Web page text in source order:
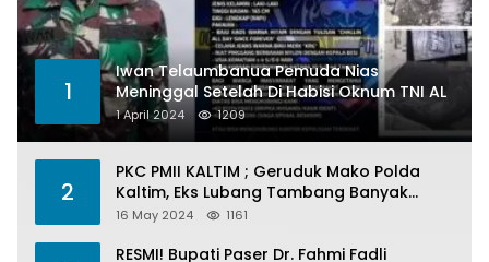
1
Iwan Telaumbanua Pemuda Nias
Meninggal Setelah Di Habisi Oknum TNI AL
1 April 2024 1209
2
PKC PMII KALTIM ; Geruduk Mako Polda
Kaltim, Eks Lubang Tambang Banyak
Menelan Korban
16 May 2024 1161
RESMI! Bupati Paser Dr. Fahmi Fadli